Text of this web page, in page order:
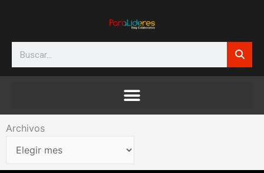
Search
Archivos
Archivos